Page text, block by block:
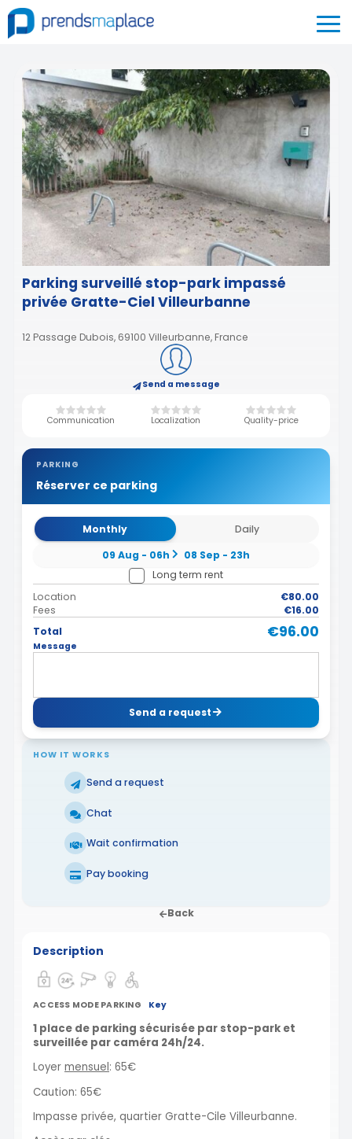
Parking surveillé stop-park impassé
privée Gratte-Ciel Villeurbanne
12 Passage Dubois, 69100 Villeurbanne, France
Send a message
Communication Localization Quality-price
PARKING
Réserver ce parking
Monthly
Daily
09 Aug - 06h
08 Sep - 23h
Long term rent
Location
€80.00
Fees
€16.00
Total
€96.00
Message
Send a request
HOW IT WORKS
Send a request
Chat
Wait confirmation
Pay booking
Back
Description
ACCESS MODE PARKING Key
1 place de parking sécurisée par stop-park et
surveillée par caméra 24h/24.
Loyer mensuel: 65€
Caution: 65€
Impasse privée, quartier Gratte-Cile Villeurbanne.